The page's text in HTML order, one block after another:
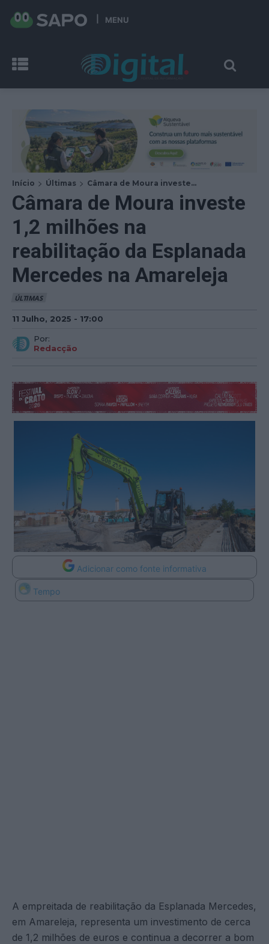
MENU
Início Últimas Câmara de Moura investe...
Câmara de Moura investe
1,2 milhões na
reabilitação da Esplanada
Mercedes na Amareleja
ÚLTIMAS
11 Julho, 2025 - 17:00
Por:
Redacção
Adicionar como fonte informativa
Tempo
A empreitada de reabilitação da Esplanada Mercedes,
em Amareleja, representa um investimento de cerca
de 1,2 milhões de euros e continua a decorrer a bom